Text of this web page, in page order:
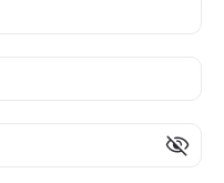
visibility_off